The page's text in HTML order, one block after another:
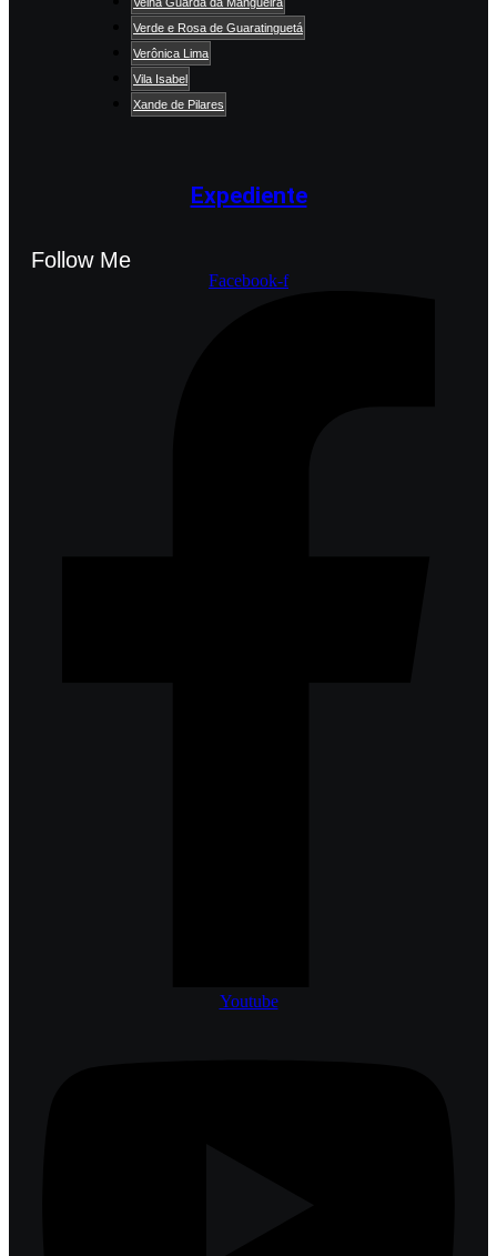
Verde e Rosa de Guaratinguetá
Verônica Lima
Vila Isabel
Xande de Pilares
Expediente
Follow Me
Facebook-f
Youtube